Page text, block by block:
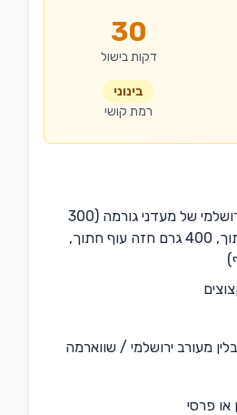
30
דקות בישול
בינוני
רמת קושי
1 ק"ג קיט מעורב ירושלמי של מעדני גורמה (300
גרם הודו נקבה חתוך, 400 גרם חזה עוף חתוך,